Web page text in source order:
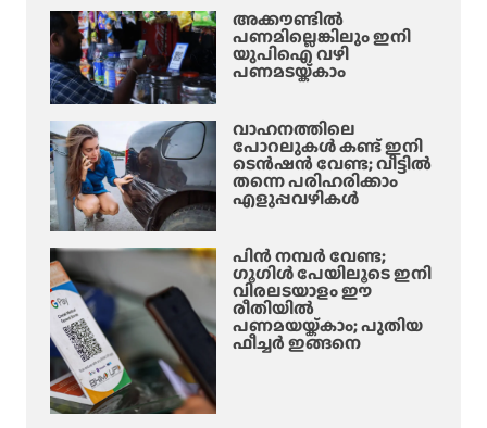
അക്കൗണ്ടിൽ
പണമില്ലെങ്കിലും ഇനി
യുപിഐ വഴി
പണമടയ്ക്കാം
വാഹനത്തിലെ
പോറലുകൾ കണ്ട് ഇനി
ടെൻഷൻ വേണ്ട; വീട്ടിൽ
തന്നെ പരിഹരിക്കാം
എളുപ്പവഴികൾ
പിൻ നമ്പർ വേണ്ട;
ഗൂഗിൾ പേയിലൂടെ ഇനി
വിരലടയാളം ഈ
രീതിയിൽ
പണമയയ്ക്കാം; പുതിയ
ഫീച്ചർ ഇങ്ങനെ